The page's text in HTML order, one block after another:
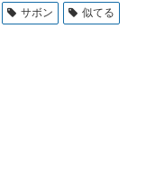
サボン 似てる